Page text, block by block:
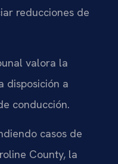
reducciones de
valora la
disposición a
conducción.
casos de
County, la